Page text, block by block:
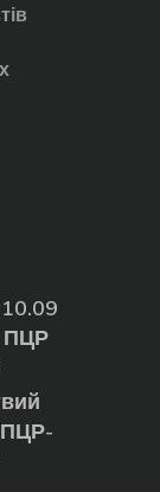
ПЦР
ПЦР-